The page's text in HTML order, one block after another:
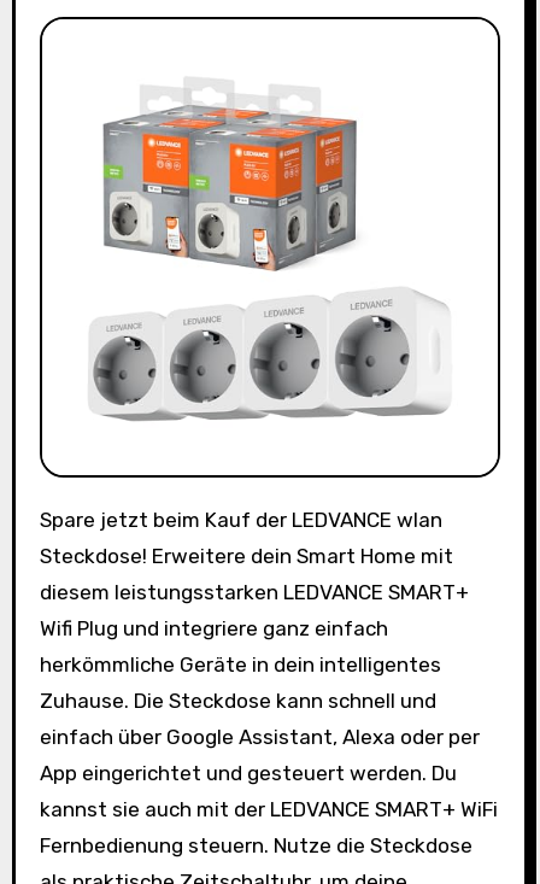
Spare jetzt beim Kauf der LEDVANCE wlan
Steckdose! Erweitere dein Smart Home mit
diesem leistungsstarken LEDVANCE SMART+
Wifi Plug und integriere ganz einfach
herkömmliche Geräte in dein intelligentes
Zuhause. Die Steckdose kann schnell und
einfach über Google Assistant, Alexa oder per
App eingerichtet und gesteuert werden. Du
kannst sie auch mit der LEDVANCE SMART+ WiFi
Fernbedienung steuern. Nutze die Steckdose